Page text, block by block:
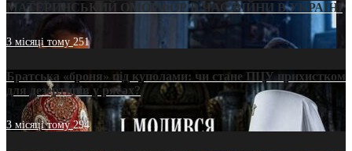
МАТЕРИНСЬКИЙ ОМОРФОР В ЧАС ВІЙНИ В УКРАЇНІ
3 місяці тому251
Братська «броня» під куполами: чи стане ПЦУ прихистком
для дезертирів у рясах?
3 місяці тому294